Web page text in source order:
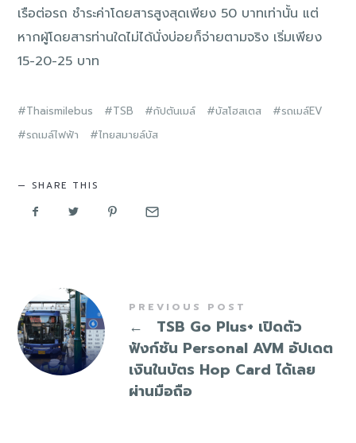
เรือต่อรถ ชำระค่าโดยสารสูงสุดเพียง 50 บาทเท่านั้น แต่
หากผู้โดยสารท่านใดไม่ได้นั่งบ่อยก็จ่ายตามจริง เริ่มเพียง
15-20-25 บาท
Thaismilebus TSB กัปตันเมล์ บัสโฮสเตส
รถเมล์EV
รถเมล์ไฟฟ้า
ไทยสมายล์บัส
SHARE THIS
PREVIOUS POST
←
TSB Go Plus+ เปิดตัว
ฟังก์ชัน Personal AVM อัปเดต
เงินในบัตร Hop Card ได้เลย
ผ่านมือถือ